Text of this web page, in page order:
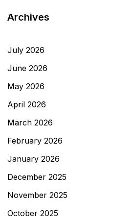
Archives
July 2026
June 2026
May 2026
April 2026
March 2026
February 2026
January 2026
December 2025
November 2025
October 2025